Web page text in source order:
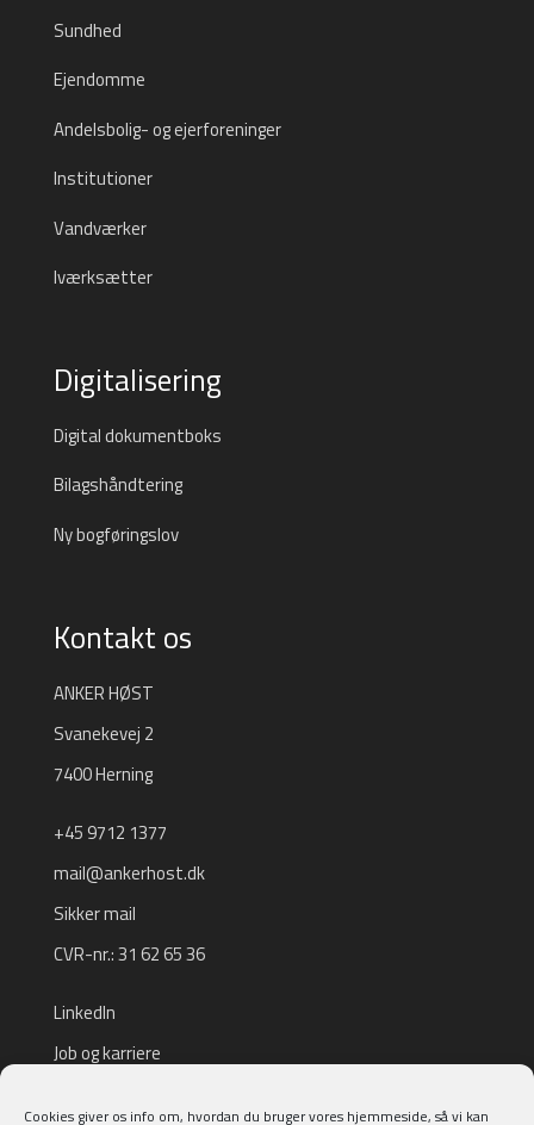
Cookies giver os info om, hvordan du bruger vores hjemmeside, så vi kan
Sundhed
Ejendomme
Andelsbolig- og ejerforeninger
Institutioner
Vandværker
Iværksætter
Digitalisering
Digital dokumentboks
Bilagshåndtering
Ny bogføringslov
Kontakt os
ANKER HØST
Svanekevej 2
7400 Herning
+45 9712 1377
mail@ankerhost.dk
Sikker mail
CVR-nr.: 31 62 65 36
LinkedIn
Job og karriere